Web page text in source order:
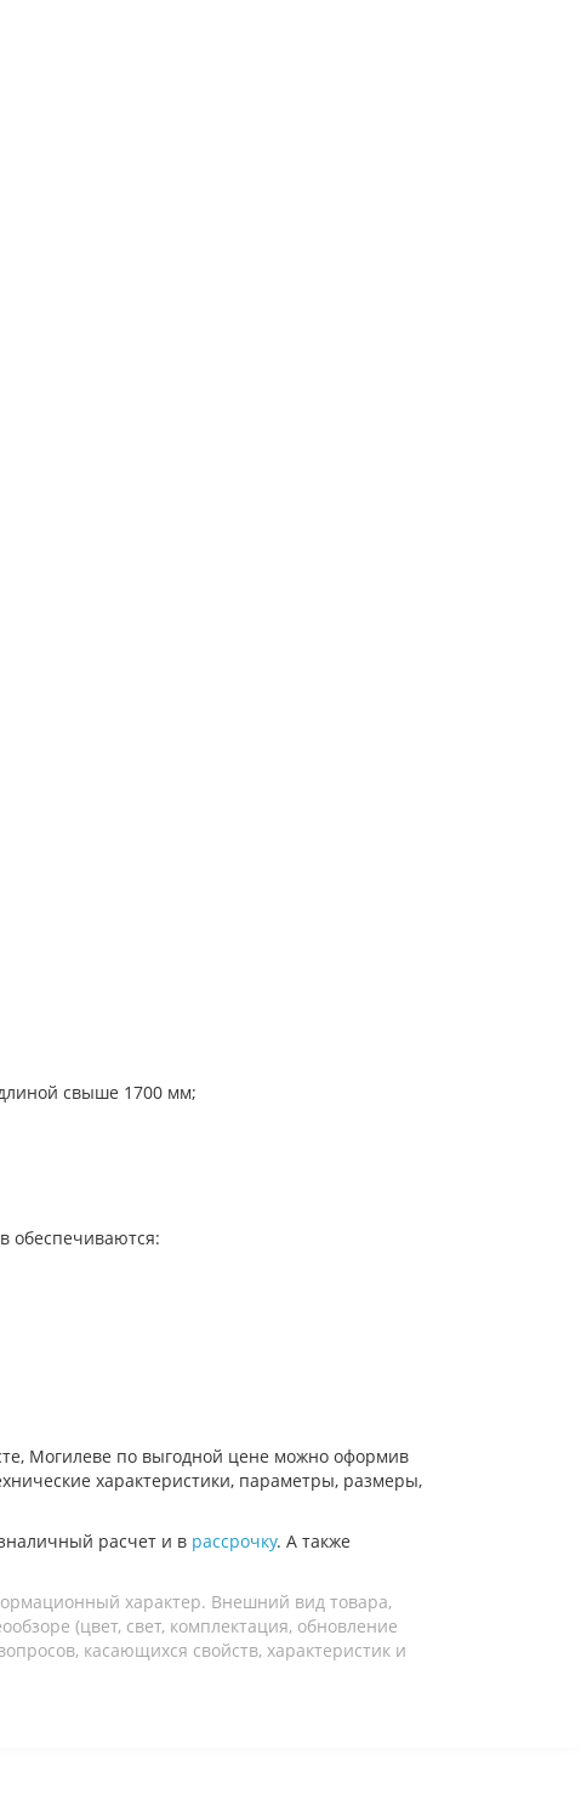
свыше 1700 мм;
обеспечиваются:
Могилеве по выгодной цене можно оформив
характеристики, параметры, размеры,
расчет и в рассрочку. А также
характер. Внешний вид товара,
(цвет, свет, комплектация, обновление
касающихся свойств, характеристик и